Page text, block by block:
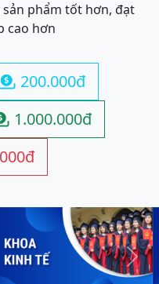
phẩm tốt hơn, đạt
cao hơn
200.000đ
1.000.000đ
Next